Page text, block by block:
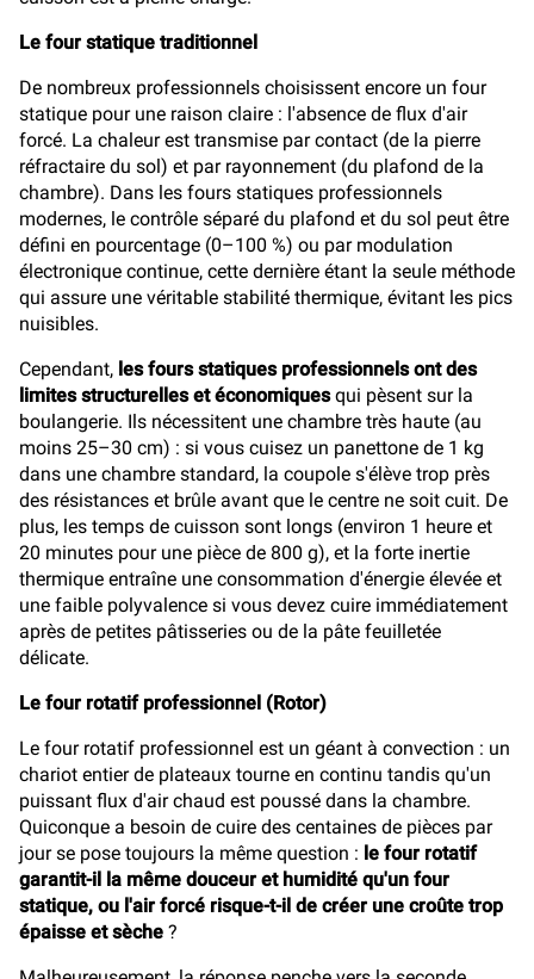
Le four statique traditionnel
De nombreux professionnels choisissent encore un four
statique pour une raison claire : l'absence de flux d'air
forcé. La chaleur est transmise par contact (de la pierre
réfractaire du sol) et par rayonnement (du plafond de la
chambre). Dans les fours statiques professionnels
modernes, le contrôle séparé du plafond et du sol peut être
défini en pourcentage (0–100 %) ou par modulation
électronique continue, cette dernière étant la seule méthode
qui assure une véritable stabilité thermique, évitant les pics
nuisibles.
Cependant, les fours statiques professionnels ont des
limites structurelles et économiquesqui pèsent sur la
boulangerie. Ils nécessitent une chambre très haute (au
moins 25–30 cm) : si vous cuisez un panettone de 1 kg
dans une chambre standard, la coupole s'élève trop près
des résistances et brûle avant que le centre ne soit cuit. De
plus, les temps de cuisson sont longs (environ 1 heure et
20 minutes pour une pièce de 800 g), et la forte inertie
thermique entraîne une consommation d'énergie élevée et
une faible polyvalence si vous devez cuire immédiatement
après de petites pâtisseries ou de la pâte feuilletée
délicate.
Le four rotatif professionnel (Rotor)
Le four rotatif professionnel est un géant à convection : un
chariot entier de plateaux tourne en continu tandis qu'un
puissant flux d'air chaud est poussé dans la chambre.
Quiconque a besoin de cuire des centaines de pièces par
jour se pose toujours la même question : le four rotatif
garantit-il la même douceur et humidité qu'un four
statique, ou l'air forcé risque-t-il de créer une croûte trop
épaisse et sèche ?